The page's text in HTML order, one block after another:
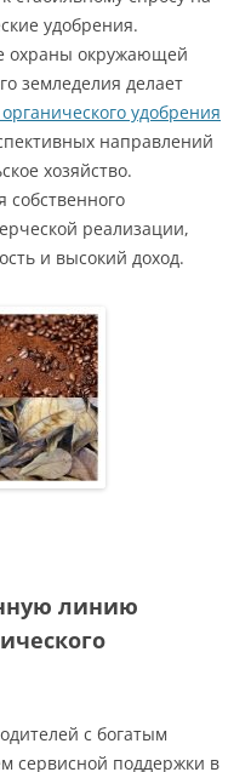
удобрения.
охраны окружающей
земледелия делает
удобрения
направлений
хозяйство.
собственного
реализации,
и высокий доход.
линию
с богатым
сервисной поддержки в